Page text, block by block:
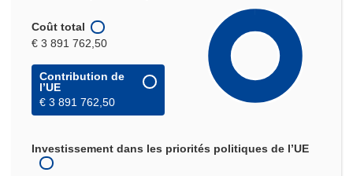
Coût total
€ 3 891 762,50
Contribution de
l’UE
€ 3 891 762,50
Investissement dans les priorités politiques de l’UE